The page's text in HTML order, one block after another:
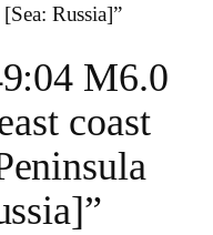
Russia]”
M6.0
coast